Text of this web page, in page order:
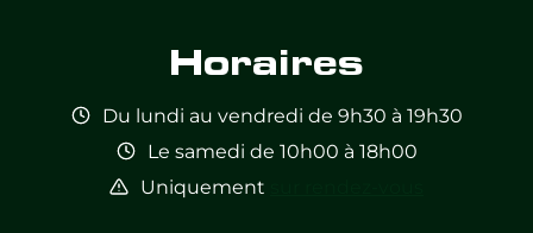
Horaires
Du lundi au vendredi de 9h30 à 19h30
Le samedi de 10h00 à 18h00
Uniquement